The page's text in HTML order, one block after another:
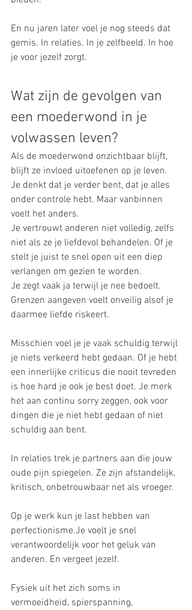
En nu jaren later voel je nog steeds dat
gemis. In relaties. In je zelfbeeld. In hoe
je voor jezelf zorgt.
Wat zijn de gevolgen van
een moederwond in je
volwassen leven?
Als de moederwond onzichtbaar blijft,
blijft ze invloed uitoefenen op je leven.
Je denkt dat je verder bent, dat je alles
onder controle hebt. Maar vanbinnen
voelt het anders.
Je vertrouwt anderen niet volledig, zelfs
niet als ze je liefdevol behandelen. Of je
stelt je juist te snel open uit een diep
verlangen om gezien te worden.
Je zegt vaak ja terwijl je nee bedoelt.
Grenzen aangeven voelt onveilig alsof je
daarmee liefde riskeert.
Misschien voel je je vaak schuldig terwijl
je niets verkeerd hebt gedaan. Of je hebt
een innerlijke criticus die nooit tevreden
is hoe hard je ook je best doet. Je merk
het aan continu sorry zeggen, ook voor
dingen die je niet hebt gedaan of niet
schuldig aan bent.
In relaties trek je partners aan die jouw
oude pijn spiegelen. Ze zijn afstandelijk,
kritisch, onbetrouwbaar net als vroeger.
Op je werk kun je last hebben van
perfectionisme.Je voelt je snel
verantwoordelijk voor het geluk van
anderen. En vergeet jezelf.
Fysiek uit het zich soms in
vermoeidheid, spierspanning,